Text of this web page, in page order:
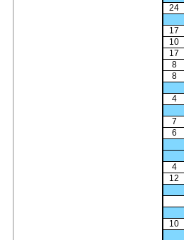
24
17
10
17
8
8
4
7
6
4
12
10